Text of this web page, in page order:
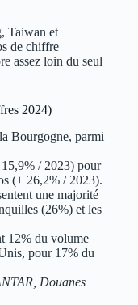
Taiwan et
de chiffre
assez loin du seul
2024)
Bourgogne, parmi
/ 2023) pour
(+ 26,2% / 2023).
une majorité
(26%) et les
12% du volume
pour 17% du
Douanes